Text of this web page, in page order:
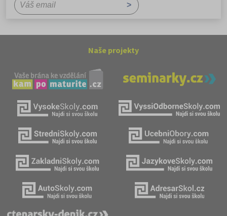
Naše projekty